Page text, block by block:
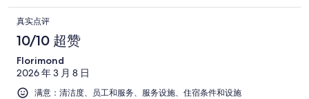
真实点评
10/10 超赞
Florimond
2026 年 3 月 8 日
满意：清洁度、员工和服务、服务设施、住宿条件和设施